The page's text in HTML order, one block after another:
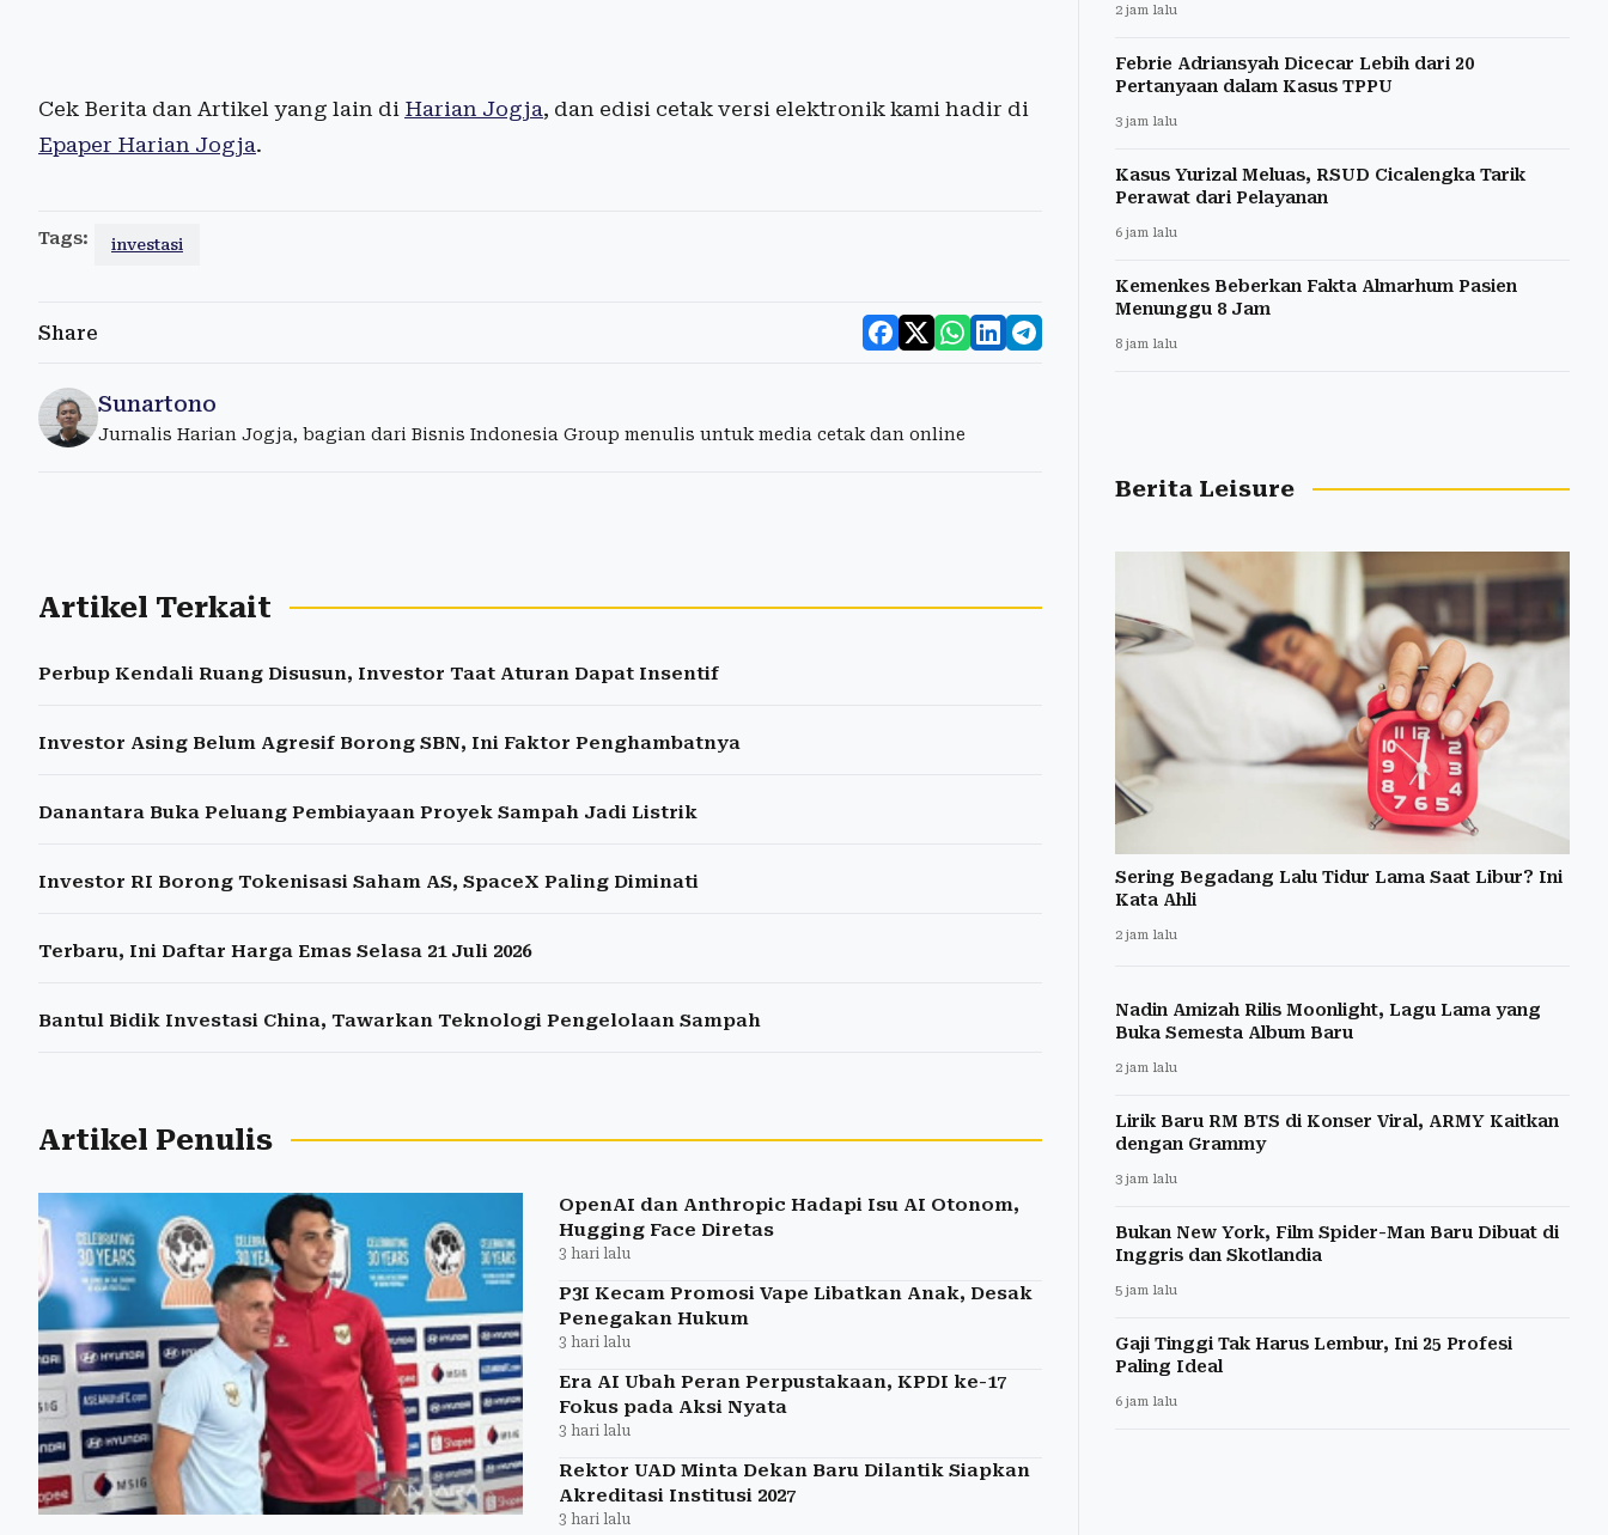
Cek Berita dan Artikel yang lain di Harian Jogja, dan edisi cetak versi elektronik kami hadir di
Epaper Harian Jogja.
Tags: investasi
Share
Sunartono
Jurnalis Harian Jogja, bagian dari Bisnis Indonesia Group menulis untuk media cetak dan online
Artikel Terkait
Perbup Kendali Ruang Disusun, Investor Taat Aturan Dapat Insentif
Investor Asing Belum Agresif Borong SBN, Ini Faktor Penghambatnya
Danantara Buka Peluang Pembiayaan Proyek Sampah Jadi Listrik
Investor RI Borong Tokenisasi Saham AS, SpaceX Paling Diminati
Terbaru, Ini Daftar Harga Emas Selasa 21 Juli 2026
Bantul Bidik Investasi China, Tawarkan Teknologi Pengelolaan Sampah
Artikel Penulis
OpenAI dan Anthropic Hadapi Isu AI Otonom,
Hugging Face Diretas
3 hari lalu
P3I Kecam Promosi Vape Libatkan Anak, Desak
Penegakan Hukum
3 hari lalu
Era AI Ubah Peran Perpustakaan, KPDI ke-17
Fokus pada Aksi Nyata
3 hari lalu
Rektor UAD Minta Dekan Baru Dilantik Siapkan
Akreditasi Institusi 2027
3 hari lalu
2 jam lalu
Febrie Adriansyah Dicecar Lebih dari 20
Pertanyaan dalam Kasus TPPU
3 jam lalu
Kasus Yurizal Meluas, RSUD Cicalengka Tarik
Perawat dari Pelayanan
6 jam lalu
Kemenkes Beberkan Fakta Almarhum Pasien
Menunggu 8 Jam
8 jam lalu
Berita Leisure
Sering Begadang Lalu Tidur Lama Saat Libur? Ini
Kata Ahli
2 jam lalu
Nadin Amizah Rilis Moonlight, Lagu Lama yang
Buka Semesta Album Baru
2 jam lalu
Lirik Baru RM BTS di Konser Viral, ARMY Kaitkan
dengan Grammy
3 jam lalu
Bukan New York, Film Spider-Man Baru Dibuat di
Inggris dan Skotlandia
5 jam lalu
Gaji Tinggi Tak Harus Lembur, Ini 25 Profesi
Paling Ideal
6 jam lalu